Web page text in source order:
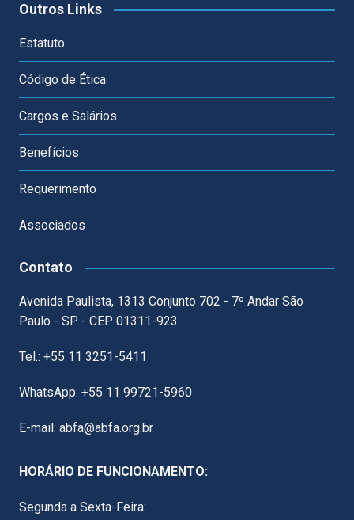
Outros Links
Estatuto
Código de Ética
Cargos e Salários
Benefícios
Requerimento
Associados
Contato
Avenida Paulista, 1313 Conjunto 702 - 7º Andar São
Paulo - SP - CEP 01311-923
Tel.: +55 11 3251-5411
WhatsApp: +55 11 99721-5960
E-mail: abfa@abfa.org.br
HORÁRIO DE FUNCIONAMENTO:
Segunda a Sexta-Feira: